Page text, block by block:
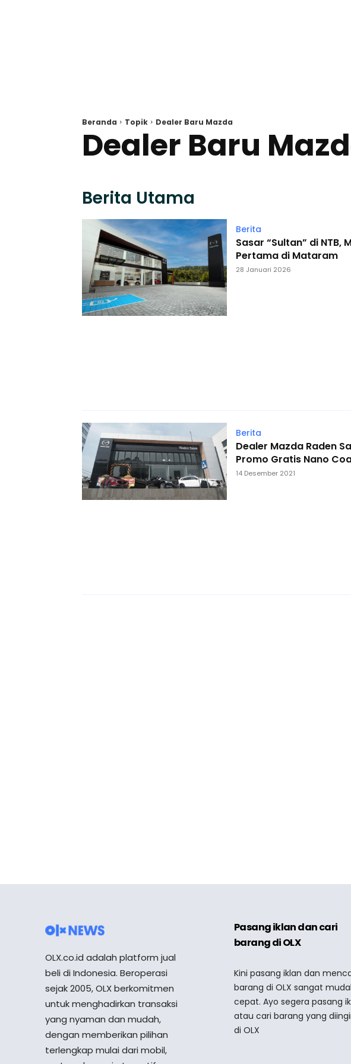
Beranda Topik Dealer Baru Mazda
Dealer Baru
Berita Utama
Berita
Sasar “Sultan” di NTB,
Pertama di Mataram
28 Januari 2026
Berita
Dealer Mazda Raden
Promo Gratis Nano
14 Desember 2021
OLX.co.id adalah platform jual
beli di Indonesia. Beroperasi
sejak 2005, OLX berkomitmen
untuk menghadirkan transaksi
yang nyaman dan mudah,
dengan memberikan pilihan
terlengkap mulai dari mobil,
Pasang iklan dan cari
barang di OLX
Kini pasang iklan dan
barang di OLX sangat
cepat. Ayo segera pasang
atau cari barang yang
di OLX